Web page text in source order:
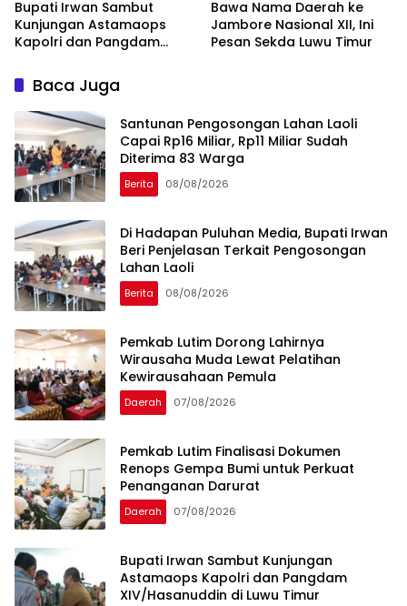
Bupati Irwan Sambut
Kunjungan Astamaops
Kapolri dan Pangdam
Timur
Bawa Nama Daerah ke
Jambore Nasional XII, Ini
Pesan Sekda Luwu Timur
Baca Juga
Santunan Pengosongan Lahan Laoli
Capai Rp16 Miliar, Rp11 Miliar Sudah
Diterima 83 Warga
Berita 08/08/2026
Di Hadapan Puluhan Media, Bupati Irwan
Beri Penjelasan Terkait Pengosongan
Lahan Laoli
Berita 08/08/2026
Pemkab Lutim Dorong Lahirnya
Wirausaha Muda Lewat Pelatihan
Kewirausahaan Pemula
Daerah 07/08/2026
Pemkab Lutim Finalisasi Dokumen
Renops Gempa Bumi untuk Perkuat
Penanganan Darurat
Daerah 07/08/2026
Bupati Irwan Sambut Kunjungan
Astamaops Kapolri dan Pangdam
XIV/Hasanuddin di Luwu Timur